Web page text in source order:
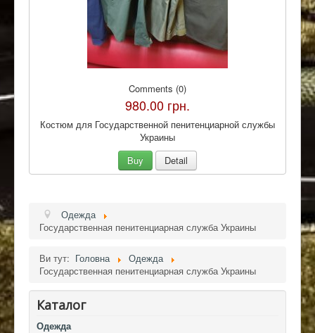
Comments (0)
980.00 грн.
Костюм для Государственной пенитенциарной службы
Украины
Buy
Detail
Одежда
Государственная пенитенциарная служба Украины
Ви тут: Головна
Одежда
Государственная пенитенциарная служба Украины
Каталог
Одежда